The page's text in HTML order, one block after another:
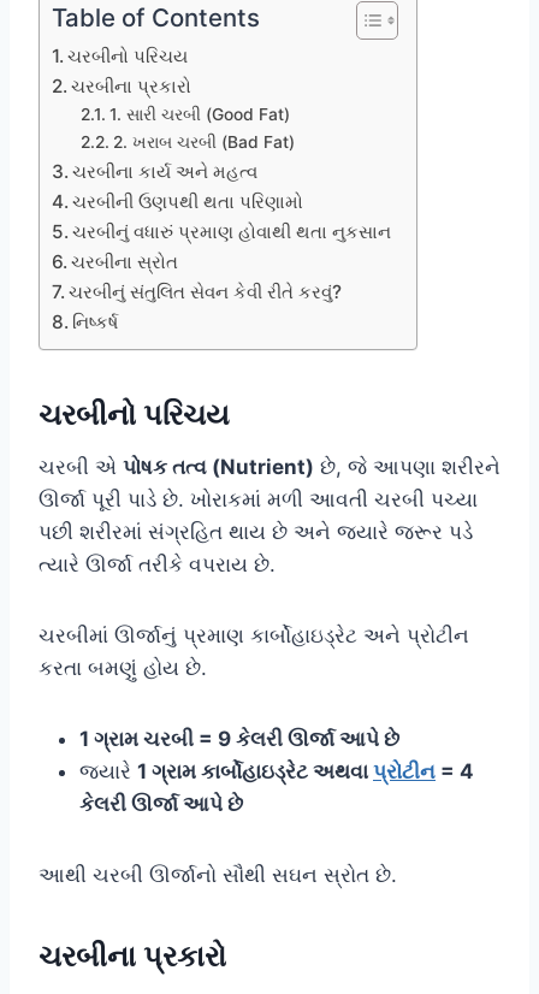
Table of Contents
ચરબીનો પરિચય
ચરબીના પ્રકારો
1. સારી ચરબી (Good Fat)
2. ખરાબ ચરબી (Bad Fat)
ચરબીના કાર્ય અને મહત્વ
ચરબીની ઉણપથી થતા પરિણામો
ચરબીનું વધારું પ્રમાણ હોવાથી થતા નુકસાન
ચરબીના સ્રોત
ચરબીનું સંતુલિત સેવન કેવી રીતે કરવું?
નિષ્કર્ષ
ચરબીનો પરિચય
ચરબી એ પોષક તત્વ (Nutrient) છે, જે આપણા શરીરને
ઊર્જા પૂરી પાડે છે. ખોરાકમાં મળી આવતી ચરબી પચ્યા
પછી શરીરમાં સંગ્રહિત થાય છે અને જ્યારે જરૂર પડે
ત્યારે ઊર્જા તરીકે વપરાય છે.
ચરબીમાં ઊર્જાનું પ્રમાણ કાર્બોહાઇડ્રેટ અને પ્રોટીન
કરતા બમણું હોય છે.
1 ગ્રામ ચરબી = 9 કેલરી ઊર્જા આપે છે
જ્યારે 1 ગ્રામ કાર્બોહાઇડ્રેટ અથવાપ્રોટીન = 4
કેલરી ઊર્જા આપે છે
આથી ચરબી ઊર્જાનો સૌથી સઘન સ્રોત છે.
ચરબીના પ્રકારો